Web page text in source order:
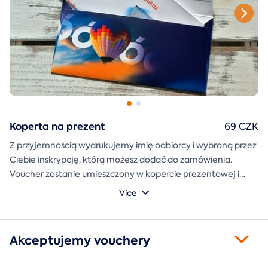
Koperta na prezent
Z przyjemnością wydrukujemy imię odbiorcy i wybraną przez
Ciebie inskrypcję, którą możesz dodać do zamówienia.
Voucher zostanie umieszczony w kopercie prezentowej i
wysłany bezpośrednio do Ciebie.
Více
69 CZK
Akceptujemy vouchery